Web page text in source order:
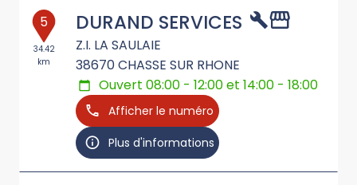
5
34.42
km
DURAND SERVICES
Z.I. LA SAULAIE
38670CHASSE SUR RHONE
Ouvert 08:00 - 12:00 et 14:00 - 18:00
Afficher le numéro
Plus d'informations